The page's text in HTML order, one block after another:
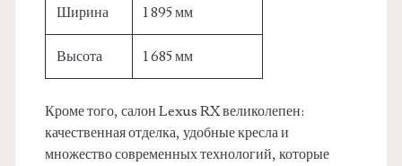
Ширина 1 895 мм
Высота 1 685 мм
Кроме того, салон Lexus RX великолепен:
качественная отделка, удобные кресла и
множество современных технологий, которые